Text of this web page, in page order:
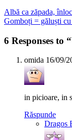
Albă ca zăpada,
Gomboți = găluști
6 Responses to
omida 16/09/
in picioare, in
Răspunde
Dragos